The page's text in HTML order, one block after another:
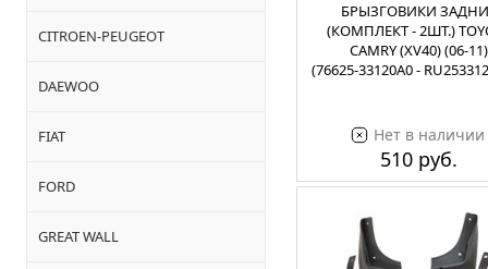
CITROEN-PEUGEOT
DAEWOO
FIAT
FORD
GREAT WALL
БРЫЗГОВИКИ
(КОМПЛЕКТ - 2ШТ.)
CAMRY (XV40) (06-11)
(76625-33120A0 -
Нет в наличии
510 руб.